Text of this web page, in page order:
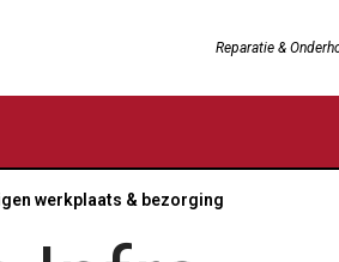
Reparatie &
werkplaats & bezorging